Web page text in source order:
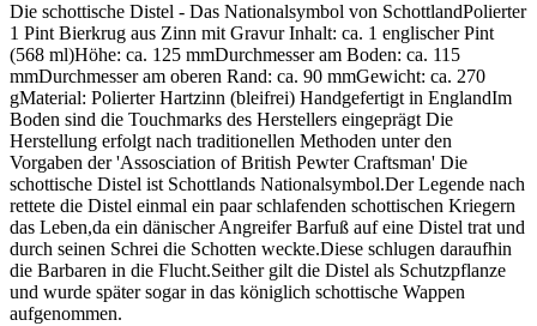
Die schottische Distel - Das Nationalsymbol von SchottlandPolierter
1 Pint Bierkrug aus Zinn mit Gravur Inhalt: ca. 1 englischer Pint
(568 ml)Höhe: ca. 125 mmDurchmesser am Boden: ca. 115
mmDurchmesser am oberen Rand: ca. 90 mmGewicht: ca. 270
gMaterial: Polierter Hartzinn (bleifrei) Handgefertigt in EnglandIm
Boden sind die Touchmarks des Herstellers eingeprägt Die
Herstellung erfolgt nach traditionellen Methoden unter den
Vorgaben der 'Assosciation of British Pewter Craftsman' Die
schottische Distel ist Schottlands Nationalsymbol.Der Legende nach
rettete die Distel einmal ein paar schlafenden schottischen Kriegern
das Leben,da ein dänischer Angreifer Barfuß auf eine Distel trat und
durch seinen Schrei die Schotten weckte.Diese schlugen daraufhin
die Barbaren in die Flucht.Seither gilt die Distel als Schutzpflanze
und wurde später sogar in das königlich schottische Wappen
aufgenommen.